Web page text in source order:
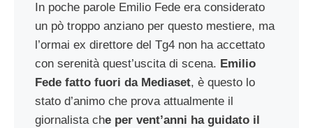
In poche parole Emilio Fede era considerato
un pò troppo anziano per questo mestiere, ma
l’ormai ex direttore del Tg4 non ha accettato
con serenità quest’uscita di scena. Emilio
Fede fatto fuori da Mediaset, è questo lo
stato d’animo che prova attualmente il
giornalista che per vent’anni ha guidato il